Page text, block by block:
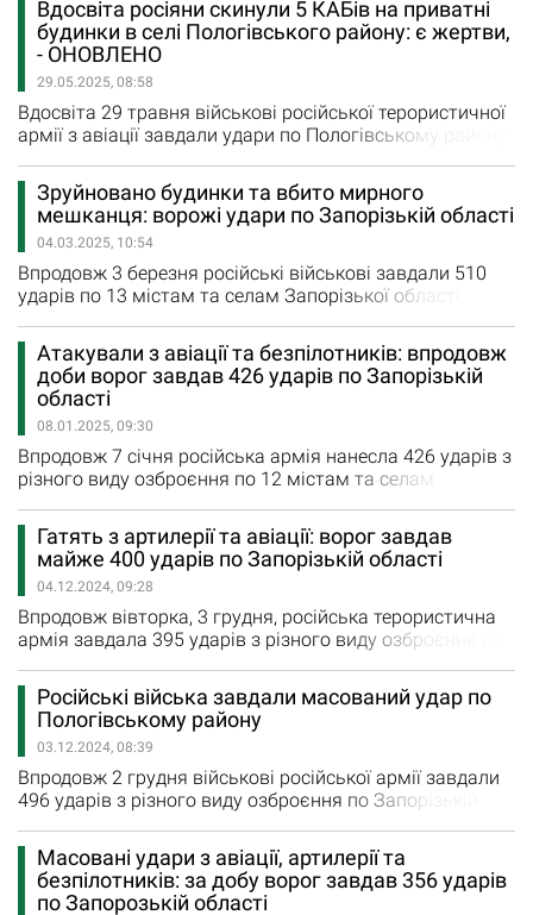
зруйновано 5 приватних будинків, ще 50 – отримали
пошкодження. Також повідомляється, що один з
будинків внаслідок атаки згорів. Крім того, через
понівечені повітряні…
Вдосвіта росіяни скинули 5 КАБів на приватні
будинки в селі Пологівського району: є жертви,
- ОНОВЛЕНО
29.05.2025, 08:58
Вдосвіта 29 травня військові російської терористичної
армії з авіації завдали удари по Пологівському району.
скинули на приватні будинки в селі Верхня Терса.
«Зруйновані та пошкоджені житлові будинки. Під
завалами знаходяться люди», - повідомив Іван
Федоров, голова Запорізької обласної військової…
Зруйновано будинки та вбито мирного
мешканця: ворожі удари по Запорізькій області
04.03.2025, 10:54
Впродовж 3 березня російські військові завдали 510
ударів по 13 містам та селам Запорізької області.
пошкоджено 17 квартир, приватних будинків,
автомобілів та гаражів. За даними Запорізької ОВА,
вчора росіяни з реактивних систем залпового вогню
окупанти 7 разів обстріляли Пʼятихатки, Гуляйполе,
Щербаки та Малу Токмачку. Крім…
Атакували з авіації та безпілотників: впродовж
доби ворог завдав 426 ударів по Запорізькій
області
08.01.2025, 09:30
Впродовж 7 січня російська армія нанесла 426 ударів з
різного виду озброєння по 12 містам та селам
зруйновано три будинки. За даними Запорізької ОВА,
вчора росіяни завдали два авіаційні удари по
П'ятихатках та Малій Токмачці. Крім того, вісім разів
обстріляли з реактивних систем залпового вогню
Лобкове, Новоданилівку,…
Гатять з артилерії та авіації: ворог завдав
майже 400 ударів по Запорізькій області
04.12.2024, 09:28
Впродовж вівторка, 3 грудня, російська терористична
армія завдала 395 ударів з різного виду озброєння по
ворожих обстрілів зруйновано та пошкоджено чотири
будинки мирних мешканців. Вчора російські війська
завдали 8 авіаційних ударів по Гуляйполю. Крім того,
Новоданилівку, Новоандріївку та Новодарівку
обстріляли з реактивних…
Російські війська завдали масований удар по
Пологівському району
03.12.2024, 08:39
Впродовж 2 грудня військові російської армії завдали
496 ударів з різного виду озброєння по Запорізькій
пунктів регіону. Вчора загарбники завдали три
авіаційні удари по Малинівці та Залізничному. З
реактивних систем залпового вогню 15 разів
Масовані удари з авіації, артилерії та
безпілотників: за добу ворог завдав 356 ударів
по Запорозькій області